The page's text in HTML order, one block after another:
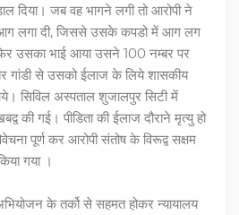
दिया। जब वह भागने लगी तो आरोपी ने
लगा दी, जिससे उसके कपडो में आग लग
उसका भाई आया उसने 100 नम्बर पर
गांडी से उसको ईलाज के लिये शासकीय
सिविल अस्पताल शुजालपुर सिटी में
की गई। पीडिता की ईलाज दौराने मृत्यु हो
पूर्ण कर आरोपी संतोष के विरूद्व सक्षम
गया ।
के तर्को से सहमत होकर न्यायालय